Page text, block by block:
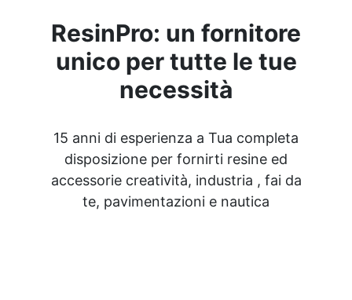
ResinPro: un fornitore
unico per tutte le tue
necessità
15 anni di esperienza a Tua completa
disposizione per fornirti resine ed
accessorie creatività, industria , fai da
te, pavimentazioni e nautica